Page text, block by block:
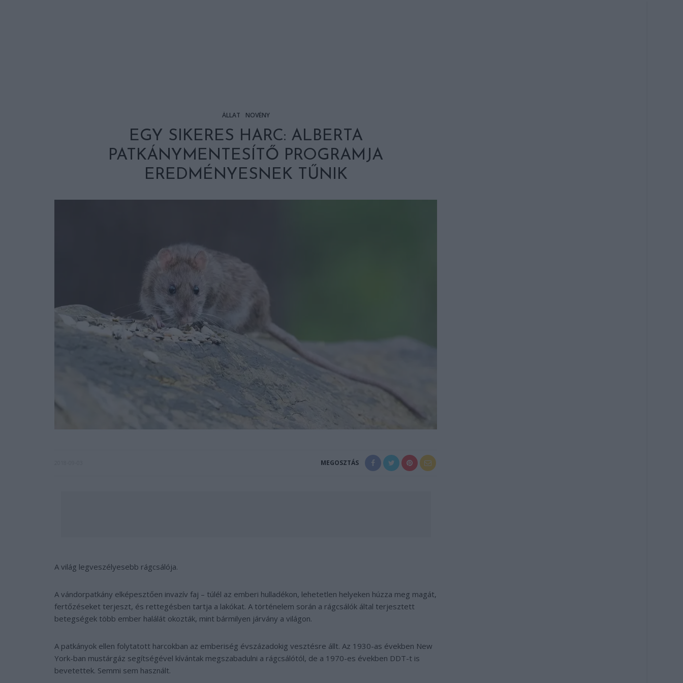
ÁLLAT NÖVÉNY
EGY SIKERES HARC: ALBERTA
PATKÁNYMENTESÍTŐ PROGRAMJA
EREDMÉNYESNEK TŰNIK
MEGOSZTÁS
A világ legveszélyesebb rágcsálója.
A vándorpatkány elképesztően invazív faj – túlél az emberi hulladékon, lehetetlen helyeken húzza meg magát,
fertőzéseket terjeszt, és rettegésben tartja a lakókat. A történelem során a rágcsálók által terjesztett
betegségek több ember halálát okozták, mint bármilyen járvány a világon.
A patkányok ellen folytatott harcokban az emberiség évszázadokig vesztésre állt. Az 1930-as években New
York-ban mustárgáz segítségével kívántak megszabadulni a rágcsálótól, de a 1970-es években DDT-t is
bevetettek. Semmi sem használt.